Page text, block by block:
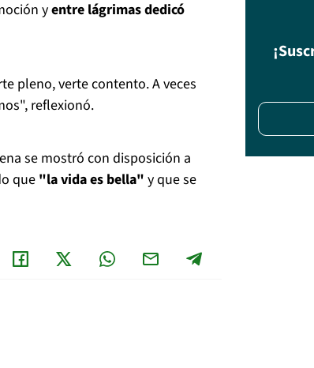
yentre lágrimas dedicó
pleno, verte contento. A veces
reflexionó.
se mostró con disposición a
que "la vida es bella" y que se